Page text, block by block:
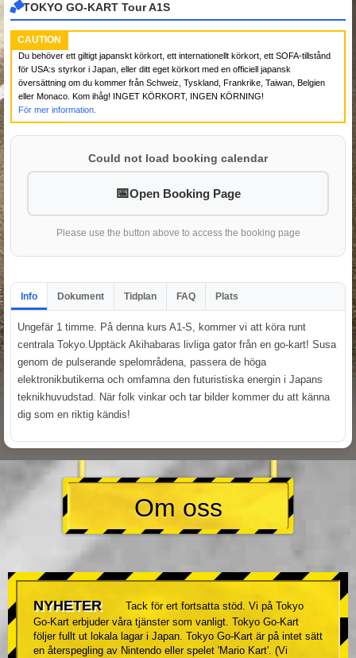
TOKYO GO-KART Tour A1S
CAUTION
Du behöver ett giltigt japanskt körkort, ett internationellt körkort, ett SOFA-tillstånd
för USA:s styrkor i Japan, eller ditt eget körkort med en officiell japansk
översättning om du kommer från Schweiz, Tyskland, Frankrike, Taiwan, Belgien
eller Monaco. Kom ihåg! INGET KÖRKORT, INGEN KÖRNING!
För mer information.
Could not load booking calendar
Open Booking Page
Please use the button above to access the booking page
Info Dokument Tidplan FAQ Plats
Ungefär 1 timme. På denna kurs A1-S, kommer vi att köra runt
centrala Tokyo.Upptäck Akihabaras livliga gator från en go-kart! Susa
genom de pulserande spelområdena, passera de höga
elektronikbutikerna och omfamna den futuristiska energin i Japans
teknikhuvudstad. När folk vinkar och tar bilder kommer du att känna
dig som en riktig kändis!
Om oss
NYHETER
Tack för ert fortsatta stöd. Vi på Tokyo
Go-Kart erbjuder våra tjänster som vanligt. Tokyo Go-Kart
följer fullt ut lokala lagar i Japan. Tokyo Go-Kart är på intet sätt
en återspegling av Nintendo eller spelet 'Mario Kart'. (Vi